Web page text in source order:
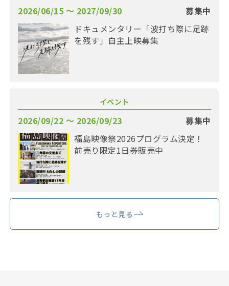
2026/06/15 〜 2027/09/30
募集中
ドキュメンタリー「波打ち際に足跡
を残す」自主上映募集
イベント
2026/09/22 〜 2026/09/23
募集中
福島映像祭2026プログラム決定！
前売り限定1日券販売中
もっと見る